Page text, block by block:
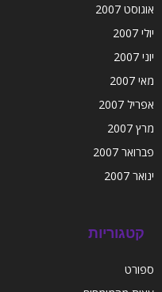
אוגוסט 2007
יולי 2007
יוני 2007
מאי 2007
אפריל 2007
מרץ 2007
פברואר 2007
ינואר 2007
קטגוריות
ספורט